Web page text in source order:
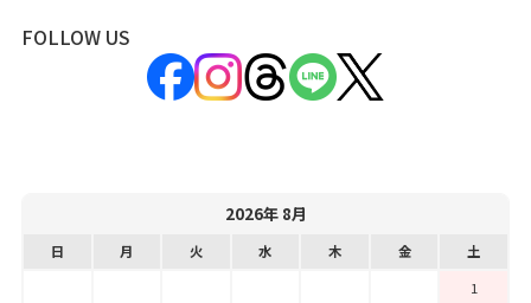
FOLLOW US
2026年 8月
日 月 火 水 木 金
土
1